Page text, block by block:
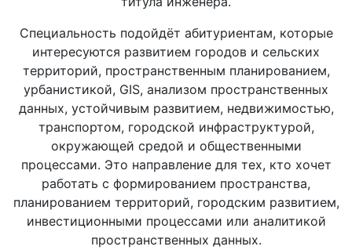
Специальность подойдёт абитуриентам, которые
интересуются развитием городов и сельских
территорий, пространственным планированием,
урбанистикой, GIS, анализом пространственных
данных, устойчивым развитием, недвижимостью,
транспортом, городской инфраструктурой,
окружающей средой и общественными
процессами. Это направление для тех, кто хочет
работать с формированием пространства,
планированием территорий, городским развитием,
инвестиционными процессами или аналитикой
пространственных данных.